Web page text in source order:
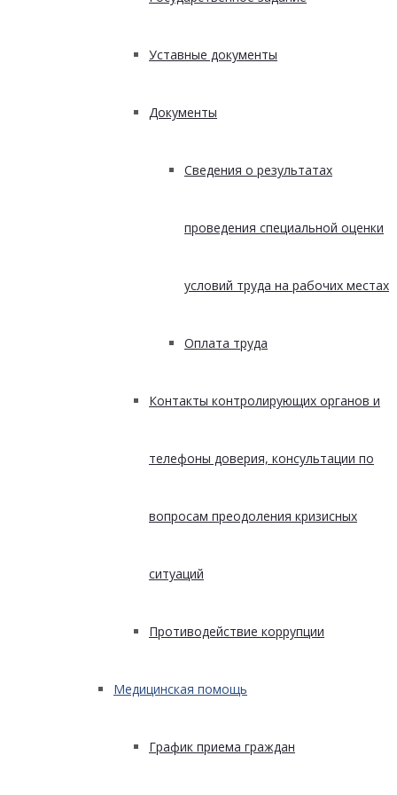
Уставные документы
Документы
Сведения о результатах
проведения специальной оценки
условий труда на рабочих местах
Оплата труда
Контакты контролирующих органов и
телефоны доверия, консультации по
вопросам преодоления кризисных
ситуаций
Противодействие коррупции
Медицинская помощь
График приема граждан